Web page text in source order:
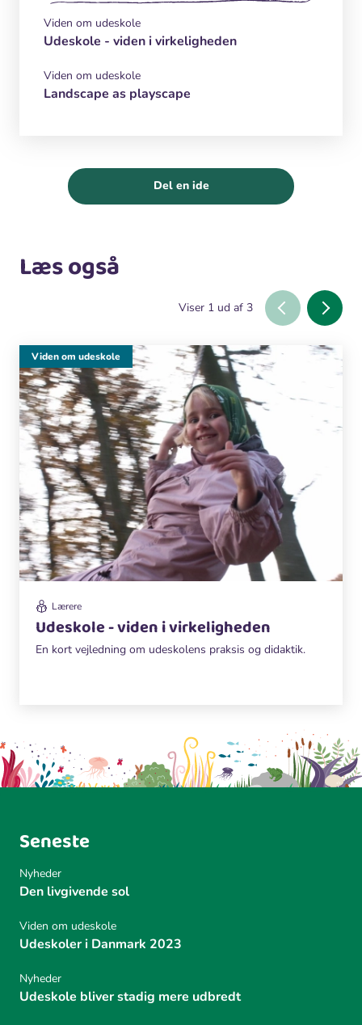
Viden om udeskole
Udeskole - viden i virkeligheden
Viden om udeskole
Landscape as playscape
Del en ide
Læs også
Viser 1 ud af 3
Lærere
Udeskole - viden i virkeligheden
En kort vejledning om udeskolens praksis og didaktik.
Viden om udeskole
Seneste
Nyheder
Den livgivende sol
Viden om udeskole
Udeskoler i Danmark 2023
Nyheder
Udeskole bliver stadig mere udbredt